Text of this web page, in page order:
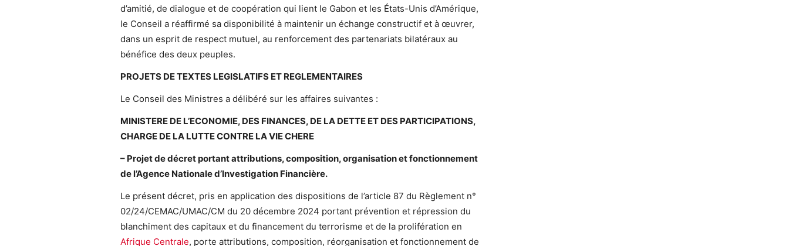
d’amitié, de dialogue et de coopération qui lient le Gabon et les États-Unis d’Amérique,
le Conseil a réaffirmé sa disponibilité à maintenir un échange constructif et à œuvrer,
dans un esprit de respect mutuel, au renforcement des partenariats bilatéraux au
bénéfice des deux peuples.
PROJETS DE TEXTES LEGISLATIFS ET REGLEMENTAIRES
Le Conseil des Ministres a délibéré sur les affaires suivantes :
MINISTERE DE L’ECONOMIE, DES FINANCES, DE LA DETTE ET DES PARTICIPATIONS,
CHARGE DE LA LUTTE CONTRE LA VIE CHERE
– Projet de décret portant attributions, composition, organisation et fonctionnement
de l’Agence Nationale d’Investigation Financière.
Le présent décret, pris en application des dispositions de l’article 87 du Règlement n°
02/24/CEMAC/UMAC/CM du 20 décembre 2024 portant prévention et répression du
blanchiment des capitaux et du financement du terrorisme et de la prolifération en
Afrique Centrale, porte attributions, composition, réorganisation et fonctionnement de